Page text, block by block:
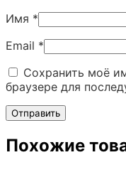
Имя *
Email *
Сохранить моё
браузере для
Похожие